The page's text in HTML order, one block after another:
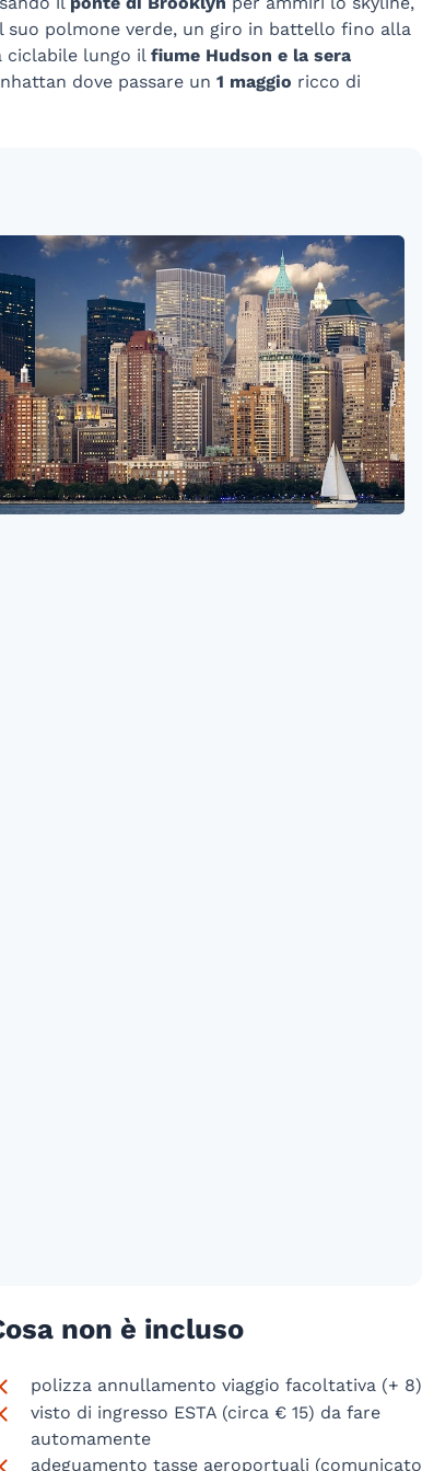
suo polmone verde, un giro in battello fino alla
ciclabile lungo il fiume Hudson e la sera
dove passare un 1 maggio ricco di
non è incluso
polizza annullamento viaggio facoltativa (+ 8)
visto di ingresso ESTA (circa € 15) da fare
automamente
adeguamento tasse aeroportuali (comunicato